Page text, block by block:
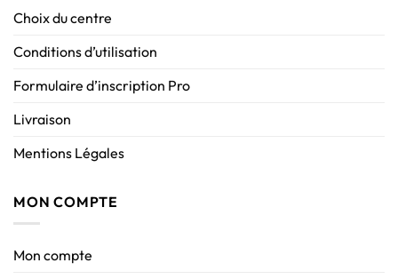
Choix du centre
Conditions d’utilisation
Formulaire d’inscription Pro
Livraison
Mentions Légales
MON COMPTE
Mon compte